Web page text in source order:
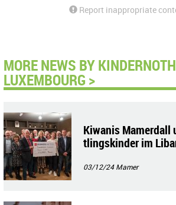
Report inappropriate
MORE NEWS BY
LUXEMBOURG >
Kiwanis
tlingskinder im
03/12/24Mamer